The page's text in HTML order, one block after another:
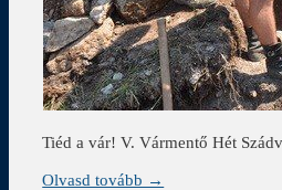
Tiéd a vár! V. Vármentő Hét
Olvasd tovább →